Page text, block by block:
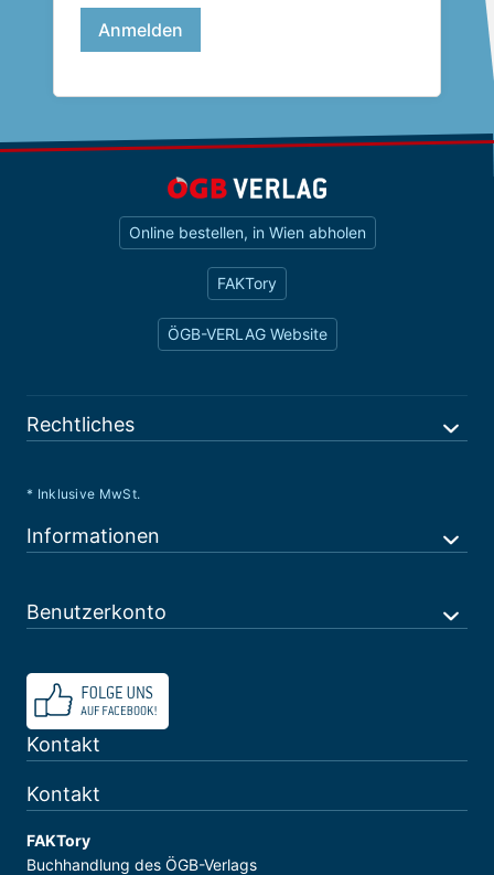
Online bestellen, in Wien abholen
FAKTory
ÖGB-VERLAG Website
Rechtliches
* Inklusive MwSt.
Informationen
Benutzerkonto
Kontakt
Kontakt
FAKTory
Buchhandlung des ÖGB-Verlags